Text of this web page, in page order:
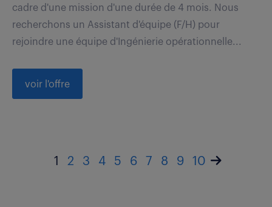
cadre d'une mission d'une durée de 4 mois. Nous
recherchons un Assistant d'équipe (F/H) pour
rejoindre une équipe d'Ingénierie opérationnelle...
voir l'offre
1 2 3 4 5 6 7 8 9 10